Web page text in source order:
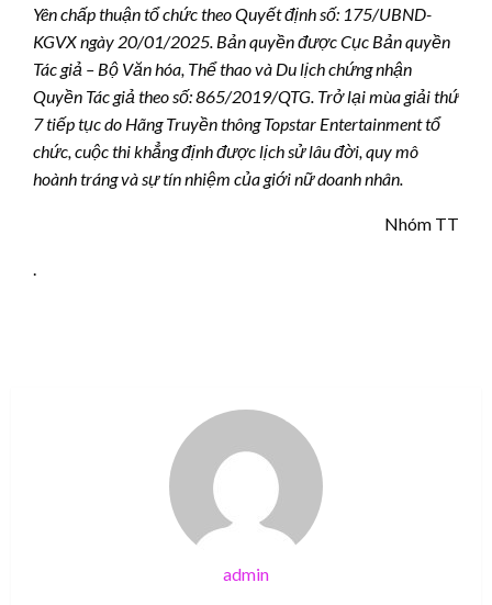
Yên chấp thuận tổ chức theo Quyết định số: 175/UBND-
KGVX ngày 20/01/2025. Bản quyền được Cục Bản quyền
Tác giả – Bộ Văn hóa, Thể thao và Du lịch chứng nhận
Quyền Tác giả theo số: 865/2019/QTG. Trở lại mùa giải thứ
7 tiếp tục do Hãng Truyền thông Topstar Entertainment tổ
chức, cuộc thi khẳng định được lịch sử lâu đời, quy mô
hoành tráng và sự tín nhiệm của giới nữ doanh nhân.
Nhóm TT
.
admin